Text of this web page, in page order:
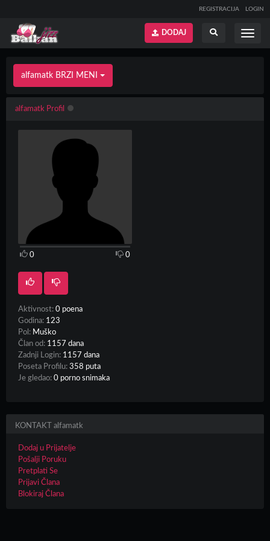
REGISTRACIJA LOGIN
Prikaži
DODAJ
alfamatk BRZI MENI
alfamatk Profil
0 0
Aktivnost: 0 poena
Godina: 123
Pol: Muško
Član od: 1157 dana
Zadnji Login: 1157 dana
Poseta Profilu: 358 puta
Je gledao: 0 porno snimaka
KONTAKT alfamatk
Dodaj u Prijatelje
Pošalji Poruku
Pretplati Se
Prijavi Člana
Blokiraj Člana